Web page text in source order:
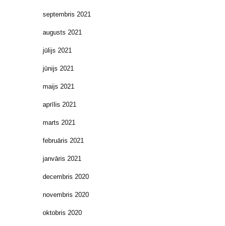
septembris 2021
augusts 2021
jūlijs 2021
jūnijs 2021
maijs 2021
aprīlis 2021
marts 2021
februāris 2021
janvāris 2021
decembris 2020
novembris 2020
oktobris 2020